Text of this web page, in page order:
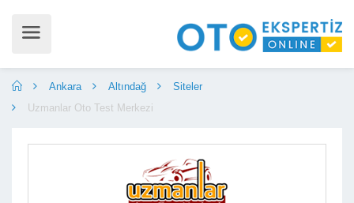
Ankara Altındağ
Siteler
Uzmanlar Oto Test Merkezi